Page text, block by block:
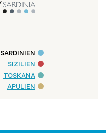
SARDINIEN
SIZILIEN
TOSKANA
APULIEN